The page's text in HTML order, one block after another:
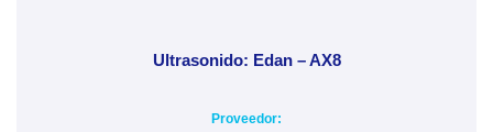
Ultrasonido: Edan – AX8
Proveedor: